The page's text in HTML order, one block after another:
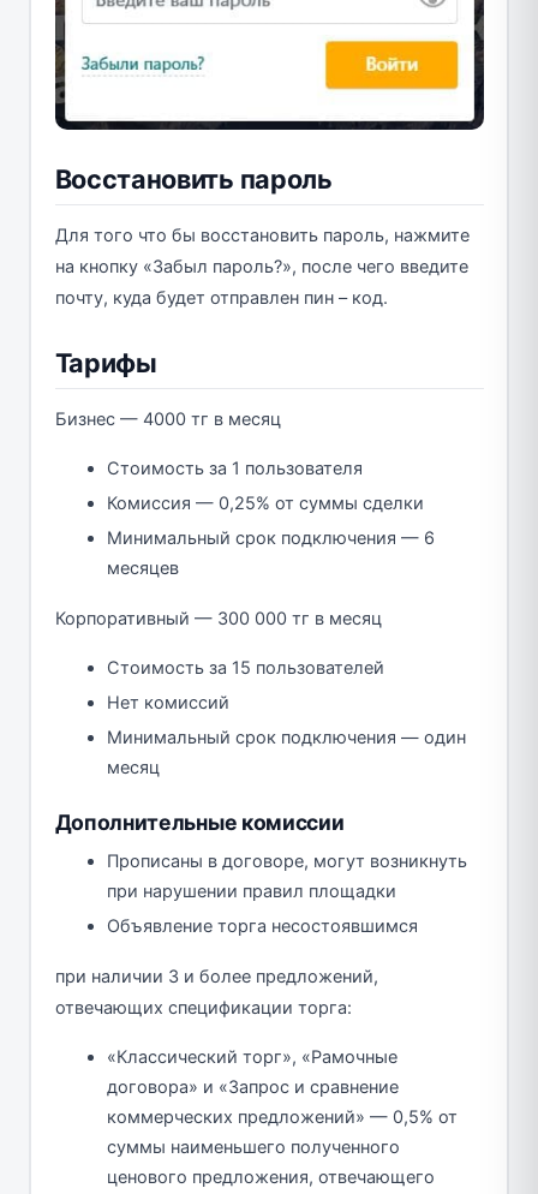
Восстановить пароль
Для того что бы восстановить пароль, нажмите
на кнопку «Забыл пароль?», после чего введите
почту, куда будет отправлен пин – код.
Тарифы
Бизнес — 4000 тг в месяц
Стоимость за 1 пользователя
Комиссия — 0,25% от суммы сделки
Минимальный срок подключения — 6
месяцев
Корпоративный — 300 000 тг в месяц
Стоимость за 15 пользователей
Нет комиссий
Минимальный срок подключения — один
месяц
Дополнительные комиссии
Прописаны в договоре, могут возникнуть
при нарушении правил площадки
Объявление торга несостоявшимся
при наличии 3 и более предложений,
отвечающих спецификации торга:
«Классический торг», «Рамочные
договора» и «Запрос и сравнение
коммерческих предложений» — 0,5% от
суммы наименьшего полученного
ценового предложения, отвечающего